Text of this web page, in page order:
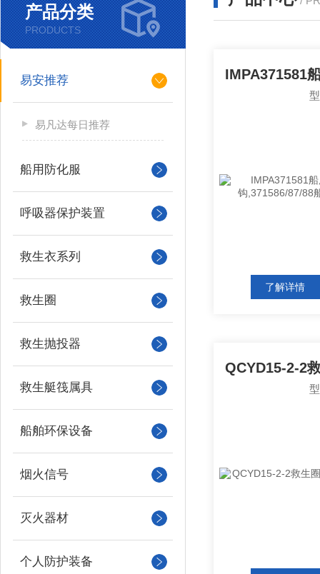
产品分类
PRODUCTS
易安推荐
易凡达每日推荐
船用防化服
呼吸器保护装置
救生衣系列
救生圈
救生抛投器
救生艇筏属具
船舶环保设备
烟火信号
灭火器材
个人防护装备
了解详情